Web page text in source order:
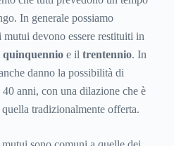
In generale possiamo
devono essere restituiti in
quinquennio e il trentennio. In
danno la possibilità di
anni, con una dilazione che è
tradizionalmente offerta.